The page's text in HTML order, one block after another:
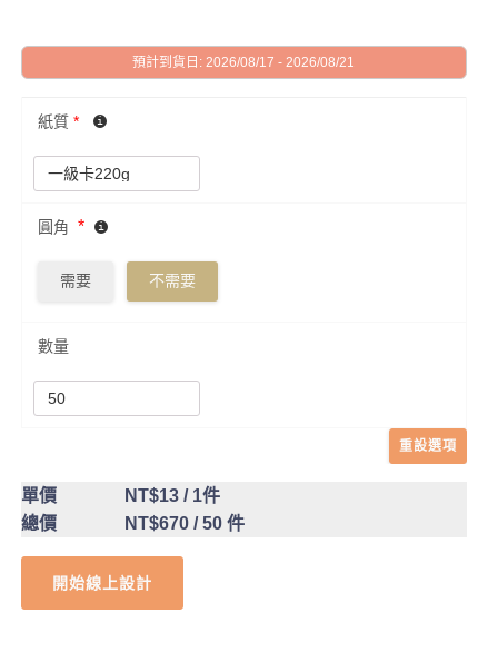
預計到貨日: 2026/08/17 - 2026/08/21
紙質 *
圓角 *
需要 不需要
數量
重設選項
單價 NT$13/ 1件
總價
NT$670/ 50 件
開始線上設計